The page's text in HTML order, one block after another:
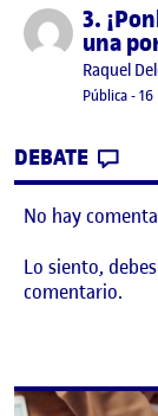
Publicado por
3.
una
Publicado
Raquel
Visibilidad:
Pública-16
DEBATE
No hay
Lo siento,
comentario.